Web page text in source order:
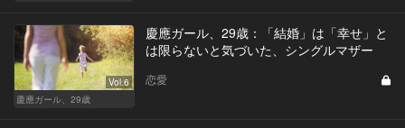
Vol.6
慶應ガール、29歳
慶應ガール、29歳：「結婚」は「幸せ」と
は限らないと気づいた、シングルマザー
恋愛